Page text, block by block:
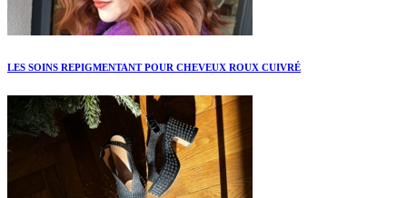
LES SOINS REPIGMENTANT POUR CHEVEUX ROUX CUIVRÉ